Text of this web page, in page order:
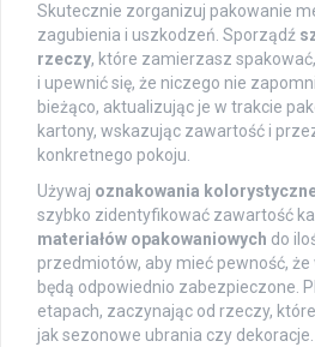
Skutecznie zorganizuj pakowanie
zagubienia i uszkodzeń. Sporządź
rzeczy, które zamierzasz
i upewnić się, że niczego nie
bieżąco, aktualizując je w trakcie
kartony, wskazując zawartość i
konkretnego pokoju.
Używaj oznakowania
szybko zidentyfikować zawartość
materiałów opakowaniowych do
przedmiotów, aby mieć pewność,
będą odpowiednio zabezpieczone.
etapach, zaczynając od rzeczy,
jak sezonowe ubrania czy dekoracje.